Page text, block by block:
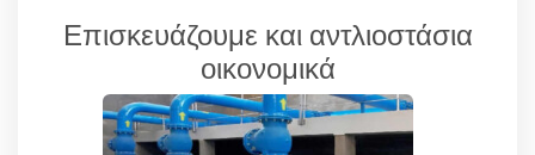
Επισκευάζουμε και αντλιοστάσια
οικονομικά